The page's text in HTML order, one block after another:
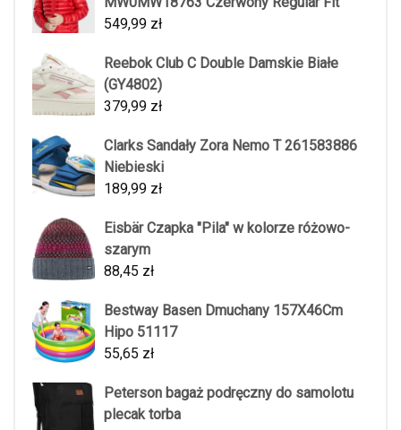
549,99 zł
Reebok Club C Double Damskie Białe
(GY4802)
379,99 zł
Clarks Sandały Zora Nemo T 261583886
Niebieski
189,99 zł
Eisbär Czapka "Pila" w kolorze różowo-
szarym
88,45 zł
Bestway Basen Dmuchany 157X46Cm
Hipo 51117
55,65 zł
Peterson bagaż podręczny do samolotu
plecak torba